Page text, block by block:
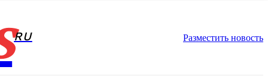
RU Разместить новость